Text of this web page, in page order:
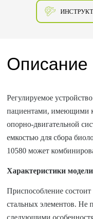
Описание
Регулируемое
пациентами, имеющими
опорно-двигательной
емкостью для сбора
10580 может
Характеристики модели
Приспособление состоит
стальных элементов. Не
следующими